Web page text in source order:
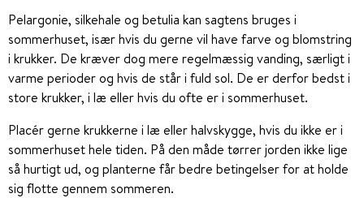
Pelargonie, silkehale og betulia kan sagtens bruges i
sommerhuset, især hvis du gerne vil have farve og blomstring
i krukker. De kræver dog mere regelmæssig vanding, særligt i
varme perioder og hvis de står i fuld sol. De er derfor bedst i
store krukker, i læ eller hvis du ofte er i sommerhuset.
Placér gerne krukkerne i læ eller halvskygge, hvis du ikke er i
sommerhuset hele tiden. På den måde tørrer jorden ikke lige
så hurtigt ud, og planterne får bedre betingelser for at holde
sig flotte gennem sommeren.